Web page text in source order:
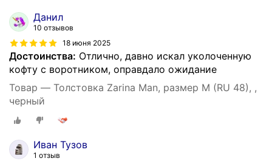
Данил
10 отзывов
18 июня 2025
Достоинства: Отлично, давно искал уколоченную
кофту с воротником, оправдало ожидание
Товар — Толстовка Zarina Man, размер M (RU 48), ,
черный
Иван Тузов
1 отзыв